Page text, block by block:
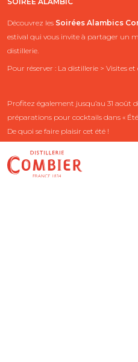
Découvrez les Soirées Alambics
estival qui vous invite à partager un
distillerie.
Pour réserver : La distillerie > Visites
Profitez également jusqu’au 31 août
préparations pour cocktails dans «
De quoi se faire plaisir cet été !